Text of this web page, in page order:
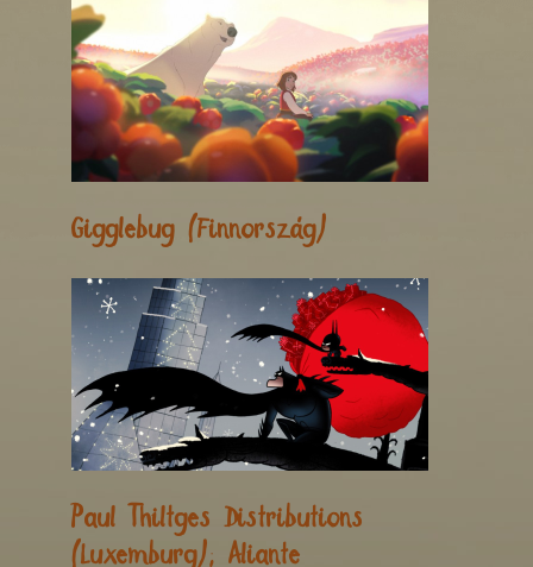
Gigglebug (Finnország)
Paul Thiltges Distributions
(Luxemburg); Aliante